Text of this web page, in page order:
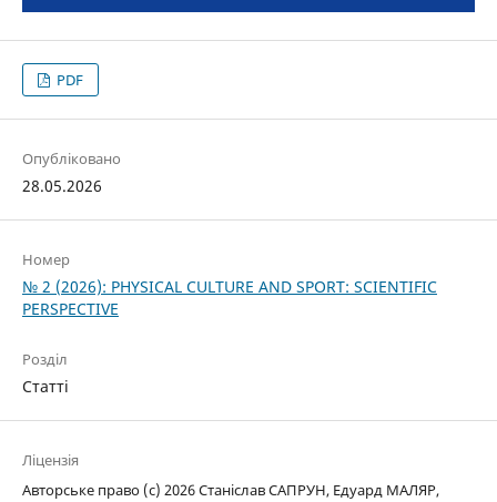
PDF
Опубліковано
28.05.2026
Номер
№ 2 (2026): PHYSICAL CULTURE AND SPORT: SCIENTIFIC
PERSPECTIVE
Розділ
Статті
Ліцензія
Авторське право (c) 2026 Станіслав САПРУН, Едуард МАЛЯР,